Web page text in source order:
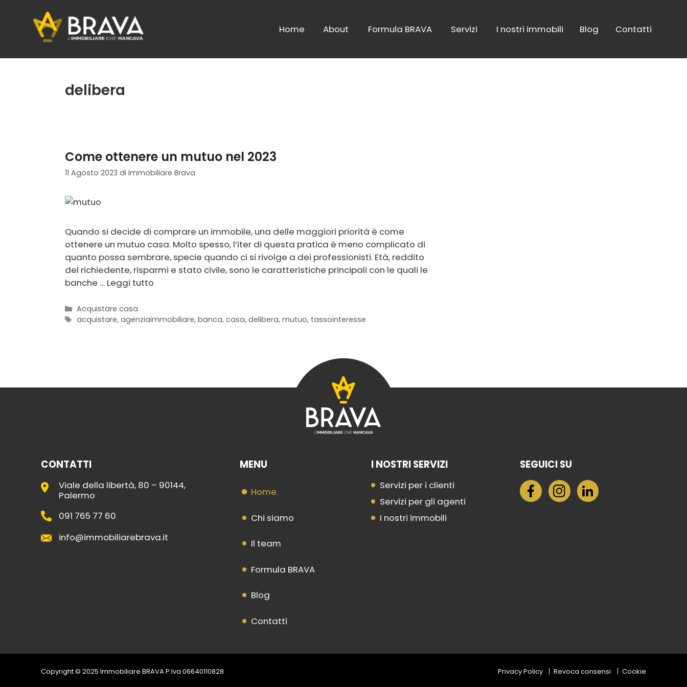
Home About Formula BRAVA Servizi I nostri immobili Blog Contatti
contenuto
delibera
Come ottenere un mutuo nel 2023
11 Agosto 2023 di Immobiliare Brava
Quando si decide di comprare un immobile, una delle maggiori priorità è come
ottenere un mutuo casa. Molto spesso, l’iter di questa pratica è meno complicato di
quanto possa sembrare, specie quando ci si rivolge a dei professionisti. Età, reddito
del richiedente, risparmi e stato civile, sono le caratteristiche principali con le quali le
banche … Leggi tutto
Categorie
Acquistare casa
Tag
acquistare, agenziaimmobiliare, banca, casa, delibera, mutuo, tassointeresse
CONTATTI
Viale della libertà, 80 – 90144,
Palermo
091 765 77 60
info@immobiliarebrava.it
MENU
Home
Chi siamo
Il team
Formula BRAVA
Blog
Contatti
I NOSTRI SERVIZI
Servizi per i clienti
Servizi per gli agenti
I nostri immobili
SEGUICI SU
Copyright © 2025 Immobiliare BRAVA P.Iva 06640110828 Privacy Policy Revoca consensi Cookie